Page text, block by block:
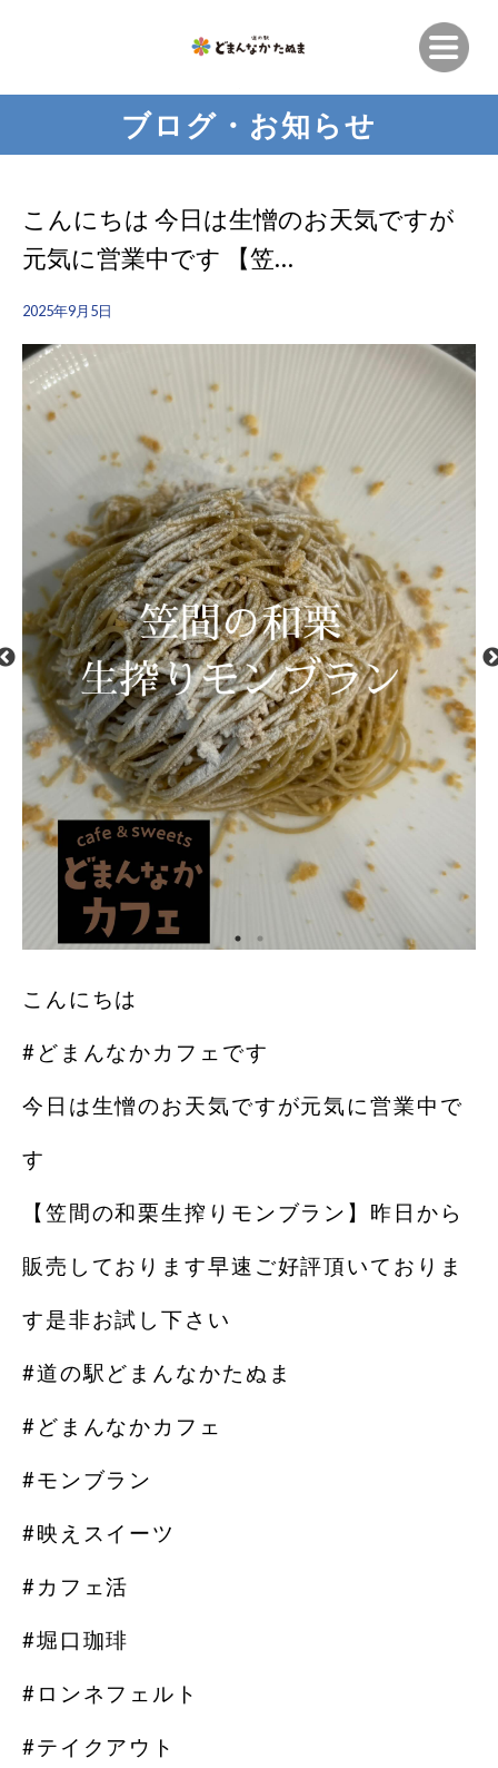
ブログ・お知らせ
こんにちは 今日は生憎のお天気️ですが
元気に営業中です 【笠…
2025年9月5日
こんにちは
#どまんなかカフェです
今日は生憎のお天気️ですが元気に営業中で
す
【笠間の和栗生搾りモンブラン】昨日から
販売しております早速ご好評頂いておりま
す️是非お試し下さい️
#道の駅どまんなかたぬま
#どまんなかカフェ
#モンブラン
#映えスイーツ
#カフェ活
#堀口珈琲
#ロンネフェルト
#テイクアウト